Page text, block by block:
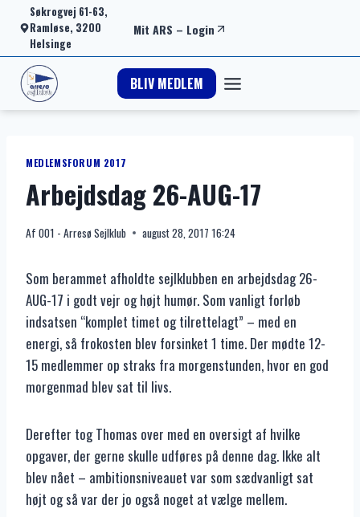
Fortsæt
indhold
Søkrogvej 61-63,
Ramløse, 3200
Helsinge
Mit ARS – Login
BLIV MEDLEM
MEDLEMSFORUM 2017
Arbejdsdag 26-AUG-17
Af 001 - Arresø Sejlklub august 28, 2017 16:24
Som berammet afholdte sejlklubben en arbejdsdag 26-
AUG-17 i godt vejr og højt humør. Som vanligt forløb
indsatsen “komplet timet og tilrettelagt” – med en
energi, så frokosten blev forsinket 1 time. Der mødte 12-
15 medlemmer op straks fra morgenstunden, hvor en god
morgenmad blev sat til livs.
Derefter tog Thomas over med en oversigt af hvilke
opgaver, der gerne skulle udføres på denne dag. Ikke alt
blev nået – ambitionsniveauet var som sædvanligt sat
højt og så var der jo også noget at vælge mellem.